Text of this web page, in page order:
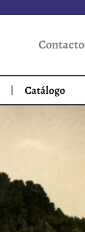
Contacto
Catálogo